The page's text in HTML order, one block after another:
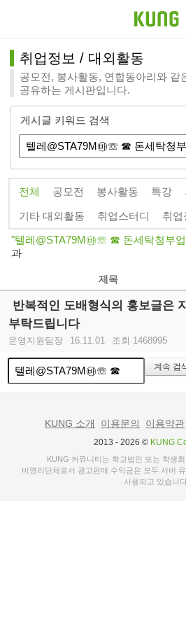
취업정보 / 대외활동
공모전, 봉사활동, 연합동아리와 같
공유하는 게시판입니다.
게시글 키워드 검색
전체 공모전 봉사활동 특강
기타 대외활동 취업스터디
취업
텔레@STA79M㉳☏ ☎ 돈세탁청부
과
제목
반복적인 도배형식의 홍보글은
부탁드립니다
운영지원팀장 16.11.01 조회 1468995
계속 검
KUNG 소개 이용문의 이용약관
2013 - 2026 © KUNG
KUNG 커뮤니티는 학교법인 또는 학생
비영리단체로서 광고판매 수익금은 모두 서버
사용되고 있습니